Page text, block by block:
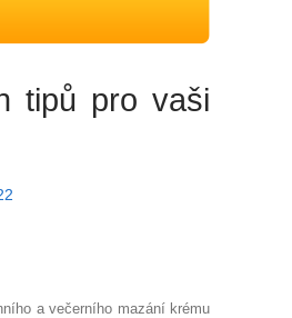
tipů pro vaši
a večerního mazání krému